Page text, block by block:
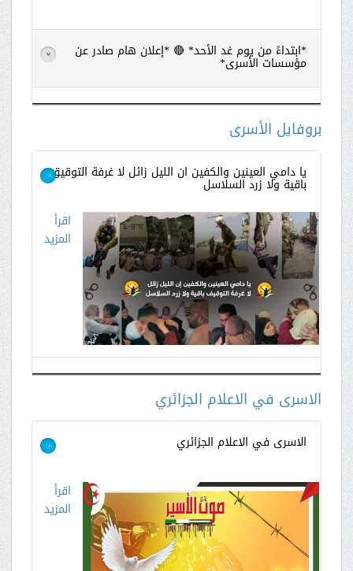
*ابتداءً من يوم غد الأحد* 🔴 *إعلان هام صادر عن
مؤسسات الأسرى* >
اقرأ
بروفايل الأسرى
يا دامي العينين والكفين ان الليل زائل لا غرفة التوقيق
باقية ولا زرد السلاسل >
اقرأ
المزيد
الاسرى في الاعلام الجزائري
الاسرى في الاعلام الجزائري >
اقرأ
المزيد